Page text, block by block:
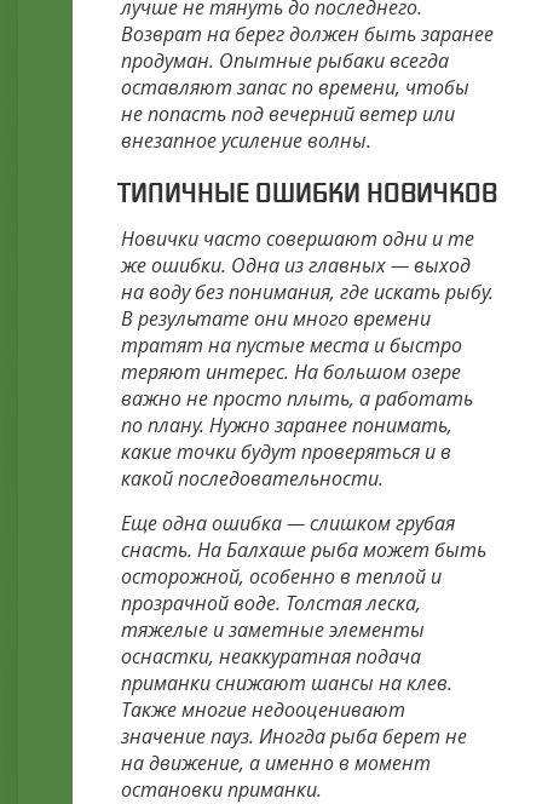
лучше не тянуть до последнего.
Возврат на берег должен быть заранее
продуман. Опытные рыбаки всегда
оставляют запас по времени, чтобы
не попасть под вечерний ветер или
внезапное усиление волны.
ТИПИЧНЫЕ ОШИБКИ НОВИЧКОВ
Новички часто совершают одни и те
же ошибки. Одна из главных — выход
на воду без понимания, где искать рыбу.
В результате они много времени
тратят на пустые места и быстро
теряют интерес. На большом озере
важно не просто плыть, а работать
по плану. Нужно заранее понимать,
какие точки будут проверяться и в
какой последовательности.
Еще одна ошибка — слишком грубая
снасть. На Балхаше рыба может быть
осторожной, особенно в теплой и
прозрачной воде. Толстая леска,
тяжелые и заметные элементы
оснастки, неаккуратная подача
приманки снижают шансы на клев.
Также многие недооценивают
значение пауз. Иногда рыба берет не
на движение, а именно в момент
остановки приманки.